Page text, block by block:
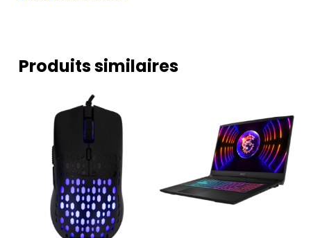
Produits similaires